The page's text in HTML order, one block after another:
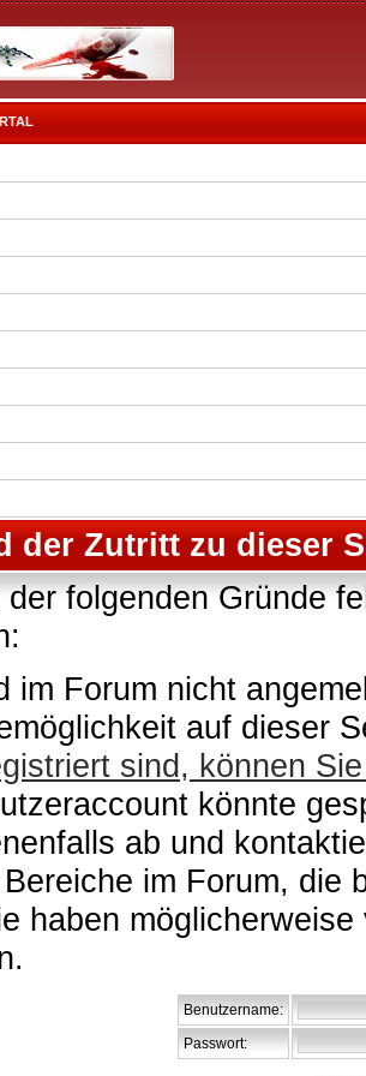
der Zutritt zu dieser
folgenden Gründe
im Forum nicht
auf dieser
sind, können
könnte
ab und
im Forum, die
haben
Benutzername:
Passwort: